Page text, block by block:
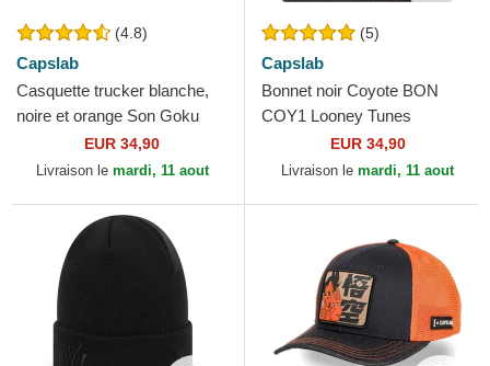
(4.8)
Capslab
Casquette trucker blanche,
noire et orange Son Goku
Enfant DB3 GOK2 Dragon
Ball Capslab
EUR 34,90
Livraison le mardi, 11 aout
(5)
Capslab
Bonnet noir Coyote BON
COY1 Looney Tunes
EUR 34,90
Livraison le mardi, 11 aout